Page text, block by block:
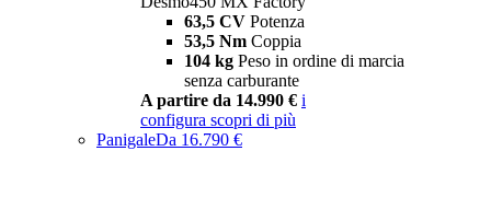
63,5 CV Potenza
53,5 Nm Coppia
104 kg Peso in ordine di marcia
senza carburante
A partire da 14.990 € i
configura scopri di più
PanigaleDa 16.790 €